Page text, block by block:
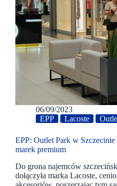
06/09/2023
EPP
Lacoste
EPP: Outlet Park w Szczecinie
marek premium
Do grona najemców
dołączyła marka Lacoste,